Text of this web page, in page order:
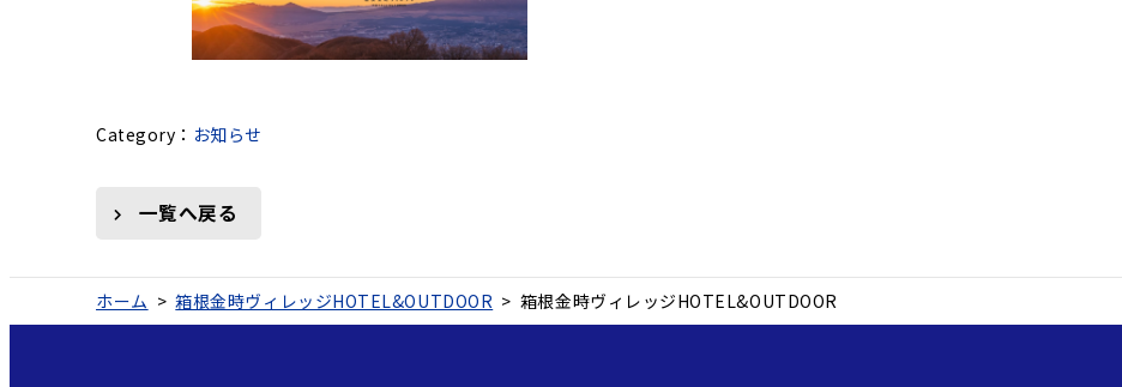
お知らせ
一覧へ戻る
ホーム >箱根金時ヴィレッジHOTEL&OUTDOOR > 箱根金時ヴィレッジHOTEL&OUTDOOR